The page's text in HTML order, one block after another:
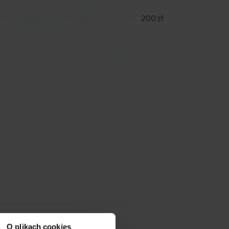
O plikach cookies
200 zł